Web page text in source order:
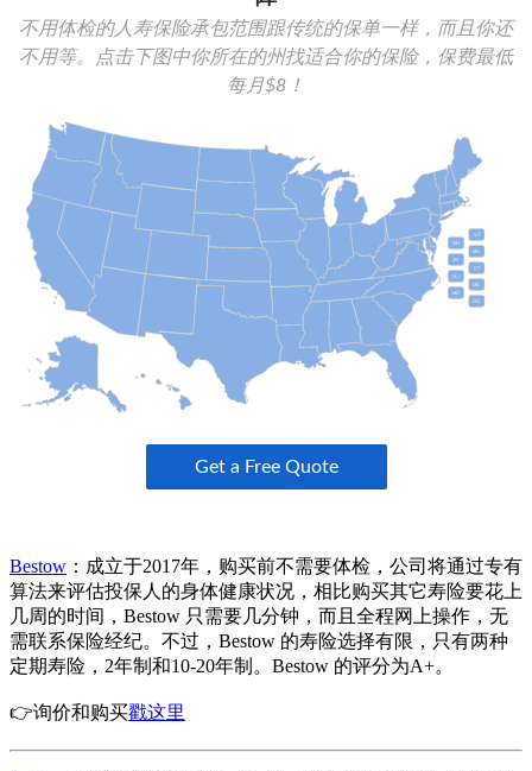
Bestow ：成立于2017年，购买前不需要体检，公司将通过专有
算法来评估投保人的身体健康状况，相比购买其它寿险要花上
几周的时间，Bestow 只需要几分钟，而且全程网上操作，无
需联系保险经纪。不过，Bestow 的寿险选择有限，只有两种
定期寿险，2年制和10-20年制。Bestow 的评分为A+。
👉询价和购买戳这里